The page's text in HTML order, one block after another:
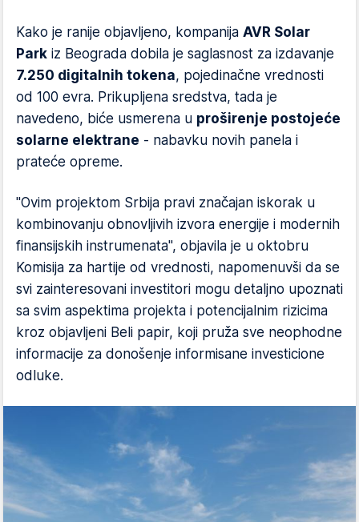
Kako je ranije objavljeno, kompanija AVR Solar
Park iz Beograda dobila je saglasnost za izdavanje
7.250 digitalnih tokena, pojedinačne vrednosti
od 100 evra. Prikupljena sredstva, tada je
navedeno, biće usmerena u proširenje postojeće
solarne elektrane - nabavku novih panela i
prateće opreme.
"Ovim projektom Srbija pravi značajan iskorak u
kombinovanju obnovljivih izvora energije i modernih
finansijskih instrumenata", objavila je u oktobru
Komisija za hartije od vrednosti, napomenuvši da se
svi zainteresovani investitori mogu detaljno upoznati
sa svim aspektima projekta i potencijalnim rizicima
kroz objavljeni Beli papir, koji pruža sve neophodne
informacije za donošenje informisane investicione
odluke.